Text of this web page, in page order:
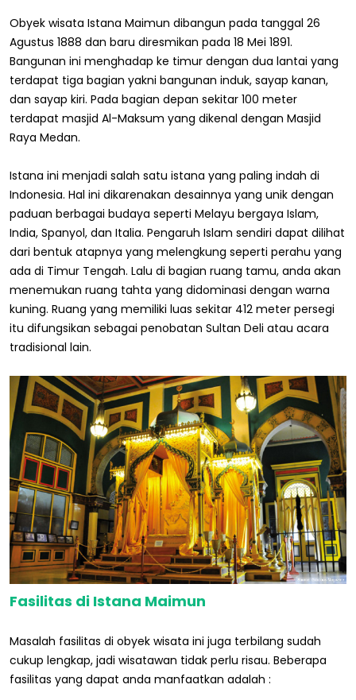
Obyek wisata Istana Maimun dibangun pada tanggal 26
Agustus 1888 dan baru diresmikan pada 18 Mei 1891.
Bangunan ini menghadap ke timur dengan dua lantai yang
terdapat tiga bagian yakni bangunan induk, sayap kanan,
dan sayap kiri. Pada bagian depan sekitar 100 meter
terdapat masjid Al-Maksum yang dikenal dengan Masjid
Raya Medan.
Istana ini menjadi salah satu istana yang paling indah di
Indonesia. Hal ini dikarenakan desainnya yang unik dengan
paduan berbagai budaya seperti Melayu bergaya Islam,
India, Spanyol, dan Italia. Pengaruh Islam sendiri dapat dilihat
dari bentuk atapnya yang melengkung seperti perahu yang
ada di Timur Tengah. Lalu di bagian ruang tamu, anda akan
menemukan ruang tahta yang didominasi dengan warna
kuning. Ruang yang memiliki luas sekitar 412 meter persegi
itu difungsikan sebagai penobatan Sultan Deli atau acara
tradisional lain.
Fasilitas di Istana Maimun
Masalah fasilitas di obyek wisata ini juga terbilang sudah
cukup lengkap, jadi wisatawan tidak perlu risau. Beberapa
fasilitas yang dapat anda manfaatkan adalah :